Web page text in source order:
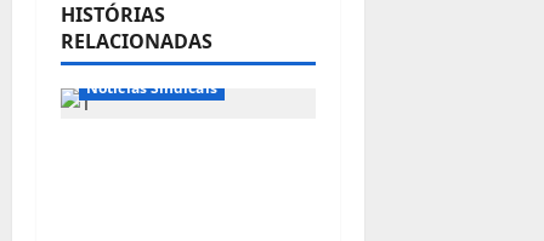
HISTÓRIAS
RELACIONADAS
Destaques
Notícias de Entidades
Notícias Sindicais